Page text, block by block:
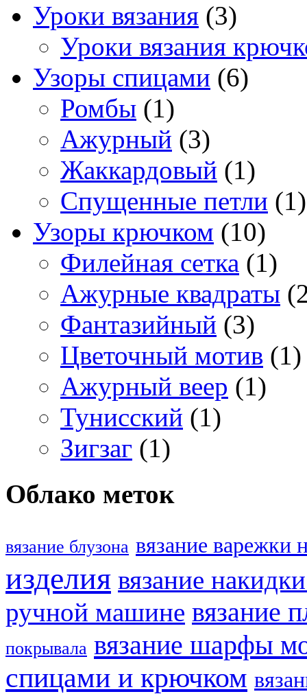
Уроки вязания (3)
Уроки вязания
Узоры спицами (6)
Ромбы (1)
Ажурный (3)
Жаккардовый (1)
Спущенные петли (1)
Узоры крючком (10)
Филейная сетка (1)
Ажурные квадраты
Фантазийный (3)
Цветочный мотив (1)
Ажурный веер (1)
Тунисский (1)
Зигзаг (1)
Облако меток
вязание блузона вязание варежки
изделия вязание
ручной машине вязание
покрывала вязание шарфы
спицами и крючком